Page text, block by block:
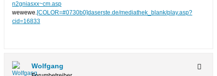
n2gniasxx~cm.asp
wewewe.[COLOR=#0730b0]daserste.de/mediathek_blank/play.asp?
cid=16833
Wolfgang